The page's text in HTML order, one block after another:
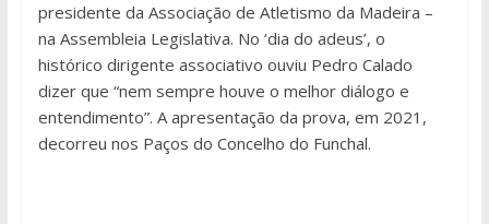
presidente da Associação de Atletismo da Madeira –
na Assembleia Legislativa. No ‘dia do adeus’, o
histórico dirigente associativo ouviu Pedro Calado
dizer que “nem sempre houve o melhor diálogo e
entendimento”. A apresentação da prova, em 2021,
decorreu nos Paços do Concelho do Funchal.